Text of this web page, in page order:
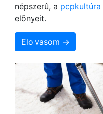
népszerû, a popkultúra
elõnyeit.
Elolvasom →